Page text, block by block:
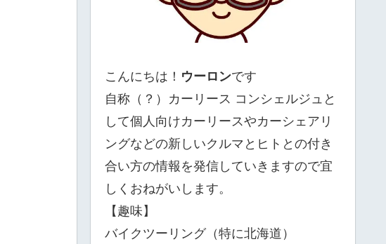
こんにちは！ ウーロンです
自称（？）カーリース コンシェルジュと
して個人向けカーリースやカーシェアリ
ングなどの新しいクルマとヒトとの付き
合い方の情報を発信していきますので宜
しくおねがいします。
【趣味】
バイクツーリング（特に北海道）